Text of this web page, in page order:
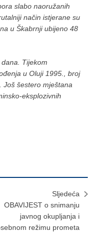
slabo naoružanih
način istjerane su
u Škabrnji ubijeno 48
Tijekom
u Oluji 1995., broj
Još šestero mještana
eksplozivnih
Sljedeća
OBAVIJEST o snimanju
javnog okupljanja i
režimu prometa